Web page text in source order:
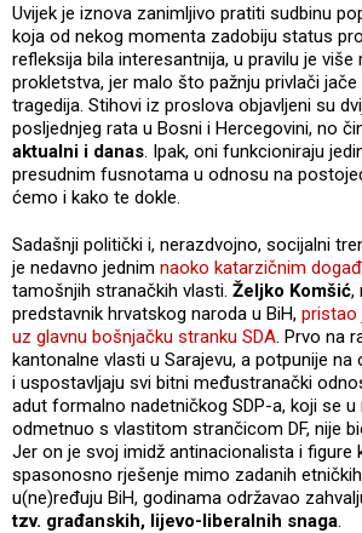
Uvijek je iznova zanimljivo pratiti sudbinu
koja od nekog momenta zadobiju status
refleksija bila interesantnija, u pravilu je
prokletstva, jer malo što pažnju privlači
tragedija. Stihovi iz proslova objavljeni su
posljednjeg rata u Bosni i Hercegovini, no
aktualni i danas. Ipak, oni funkcioniraju
presudnim fusnotama u odnosu na
ćemo i kako te dokle.
Sadašnji politički i, nerazdvojno, socijalni
je nedavno jednim naoko katarzičnim
tamošnjih stranačkih vlasti. Željko Komšić,
predstavnik hrvatskog naroda u BiH, pristao
uz glavnu bošnjačku stranku SDA. Prvo na
kantonalne vlasti u Sarajevu, a potpunije na
i uspostavljaju svi bitni međustranački
adut formalno nadetničkog SDP-a, koji se u
odmetnuo s vlastitom strančicom DF, nije
Jer on je svoj imidž antinacionalista i figure
spasonosno rješenje mimo zadanih
u(ne)ređuju BiH, godinama održavao
tzv. građanskih, lijevo-liberalnih snaga.